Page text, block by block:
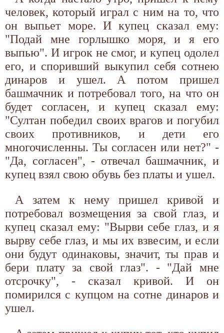
человек, который играл с ним на то, что
он выпьет море. И купец сказал ему:
"Подай мне горлышко моря, и я его
выпью". И игрок не смог, и купец одолел
его, и споривший выкупил себя сотнею
динаров и ушел. А потом пришел
башмачник и потребовал того, на что он
будет согласен, и купец сказал ему:
"Султан победил своих врагов и погубил
своих противников, и дети его
многочисленны. Ты согласен или нет?" -
"Да, согласен", - отвечал башмачник, и
купец взял свою обувь без платы и ушел.
А затем к нему пришел кривой и
потребовал возмещения за свой глаз, и
купец сказал ему: "Вырви себе глаз, и я
вырву себе глаз, и мы их взвесим, и если
они будут одинаковы, значит, ты прав и
бери плату за свой глаз". - "Дай мне
отсрочку", - сказал кривой. И он
помирился с купцом на сотне динаров и
ушел.